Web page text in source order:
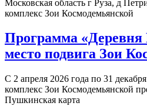
Московская область г Руза, д
комплекс Зои Космодемьянской
Программа
место подвига Зои
С 2 апреля 2026 года по 31
комплекс Зои Космодемьянской
Пушкинская карта